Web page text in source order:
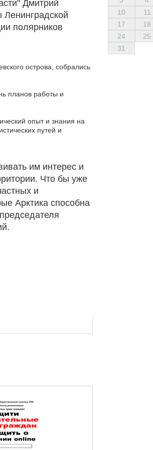
Дмитрий
полярников
острова, собрались
планов работы и
опыт и знания на
путей и
им интерес и
Что бы уже
и
Арктика способна
10
11
17
18
24
25
31